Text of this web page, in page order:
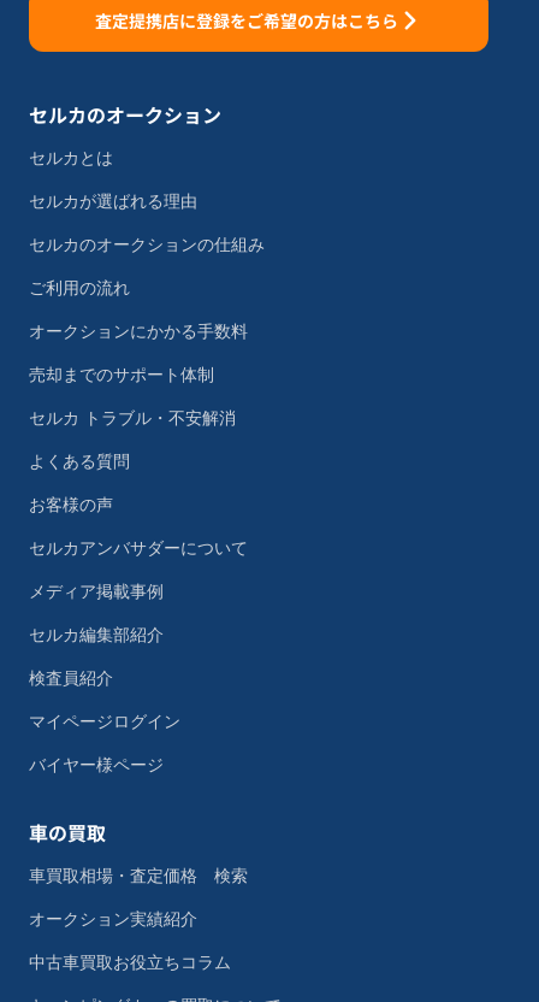
査定提携店に登録をご希望の方はこちら
セルカのオークション
セルカとは
セルカが選ばれる理由
セルカのオークションの仕組み
ご利用の流れ
オークションにかかる手数料
売却までのサポート体制
セルカ トラブル・不安解消
よくある質問
お客様の声
セルカアンバサダーについて
メディア掲載事例
セルカ編集部紹介
検査員紹介
マイページログイン
バイヤー様ページ
車の買取
車買取相場・査定価格 検索
オークション実績紹介
中古車買取お役立ちコラム